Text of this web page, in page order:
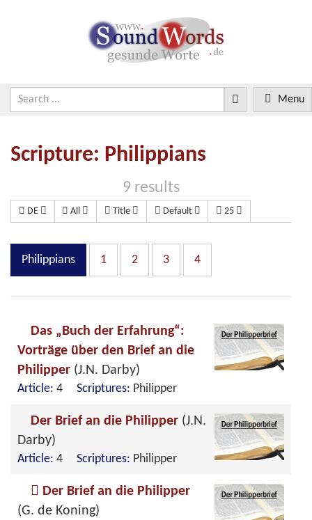
Menu
Scripture: Philippians
9 results
DE All Title Default 25
Philippians 1 2 3 4
Das „Buch der Erfahrung“:
Vorträge über den Brief an die
Philipper (J.N. Darby)
Article: 4 Scriptures: Philipper
Der Brief an die Philipper (J.N.
Darby)
Article: 4 Scriptures: Philipper
Der Brief an die Philipper
(G. de Koning)